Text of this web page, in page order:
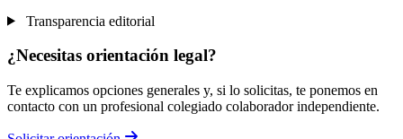
Transparencia editorial
¿Necesitas orientación legal?
Te explicamos opciones generales y, si lo solicitas, te ponemos en
contacto con un profesional colegiado colaborador independiente.